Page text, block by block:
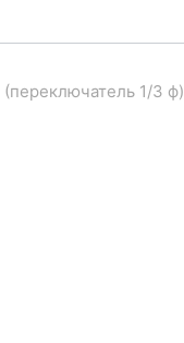
(переключатель 1/3 ф)